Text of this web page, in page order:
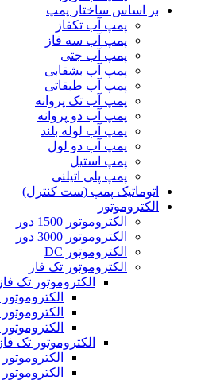
بر اساس ساختار پمپ
پمپ آب تکفاز
پمپ آب سه فاز
پمپ آب جتی
پمپ آب بشقابی
پمپ آب طبقاتی
پمپ آب تک پروانه
پمپ آب دو پروانه
پمپ آب لوله بلند
پمپ آب دو لول
پمپ استیل
پمپ پلی اتیلنی
اتوماتیک پمپ (ست کنترل)
الکتروموتور
الکتروموتور 1500 دور
الکتروموتور 3000 دور
الکتروموتور DC
الکتروموتور تک فاز
الکتروموتور تک
الکتروموتور تک